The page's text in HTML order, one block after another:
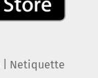
Netiquette